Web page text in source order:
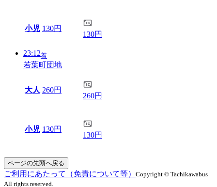
小児 130円
130円
23:12着
若葉町団地
大人 260円
260円
小児 130円
130円
ページの先頭へ戻る
ご利用にあたって（免責について等） Copyright © Tachikawabus
All rights reserved.